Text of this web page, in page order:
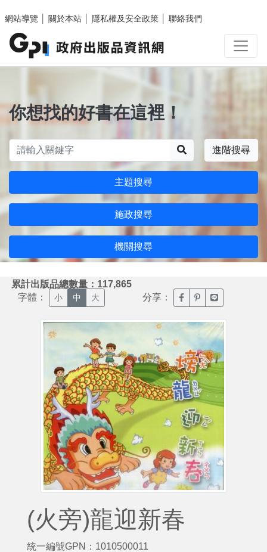
網站導覽
關於本站 隱私權及安全政策 聯絡我們
你想找的好書在這裡！
進階搜尋
主題搜尋
施政搜尋
機關搜尋
累計出版品總數量：117,865
字體： 小 中 大 分享： 臉書分享(另開新視窗)
噗浪分享(另開新
Line分享(另
(火旁)龍迎新春
統一編號GPN：1010500011